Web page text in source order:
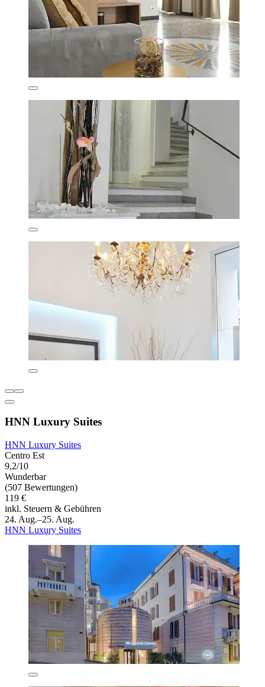
HNN Luxury Suites
HNN Luxury Suites
Centro Est
9,2/10
Wunderbar
(507 Bewertungen)
119 €
inkl. Steuern & Gebühren
24. Aug.–25. Aug.
HNN Luxury Suites